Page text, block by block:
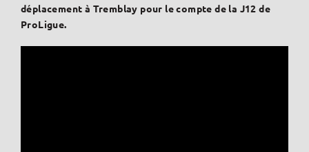
déplacement à Tremblay pour le compte de la J12 de
ProLigue.